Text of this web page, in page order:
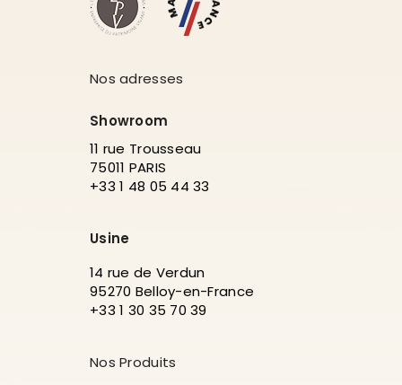
Nos adresses
Showroom
11 rue Trousseau
75011 PARIS
+33 1 48 05 44 33
Usine
14 rue de Verdun
95270 Belloy-en-France
+33 1 30 35 70 39
Nos Produits